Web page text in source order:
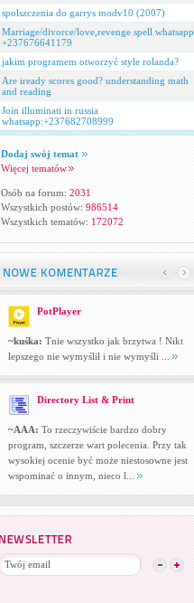
spolszczenia do garrys modv10 (2007)
Marriage/divorce/love,revenge spell whatsapp
+237676641179
jakim programem otworzyć style rolanda?
Are iready scores good? understanding math
and reading
Join illuminati in russia
whatsapp:+237682708999
Dodaj swój temat
Więcej tematów
Osób na forum: 2031
Wszystkich postów: 986514
Wszystkich tematów: 172072
PotPlayer
~kuśka: Tnie wszystko jak brzytwa ! Nikt
lepszego nie wymyślił i nie wymyśli ...
Directory List & Print
~AAA: To rzeczywiście bardzo dobry
program, szczerze wart polecenia. Przy tak
wysokiej ocenie być może niestosowne jest
wspominać o innym, nieco l...